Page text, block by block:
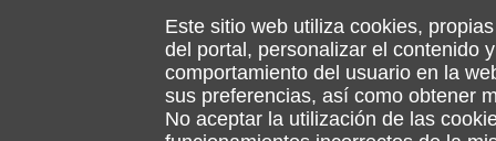
Este sitio web utiliza cookies,
del portal, personalizar el contenido
comportamiento del usuario en la
sus preferencias, así como obtener
No aceptar la utilización de las